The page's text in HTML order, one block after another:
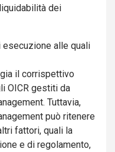
dei
alle quali
il corrispettivo
OICR gestiti da
Tuttavia,
può ritenere
fattori, quali la
e di regolamento,